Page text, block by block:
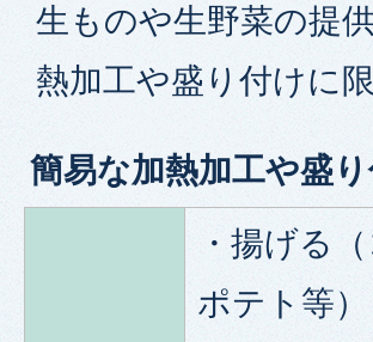
生ものや生野菜の提
熱加工や盛り付けに限
簡易な加熱加工や盛
・揚げる
ポテト等）